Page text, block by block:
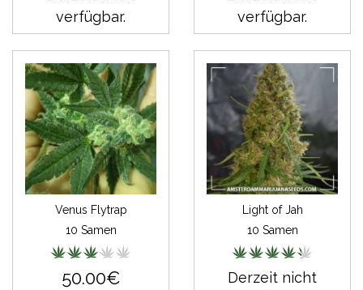
verfügbar.
verfügbar.
Venus Flytrap
10 Samen
50.00€
Light of Jah
10 Samen
Derzeit nicht